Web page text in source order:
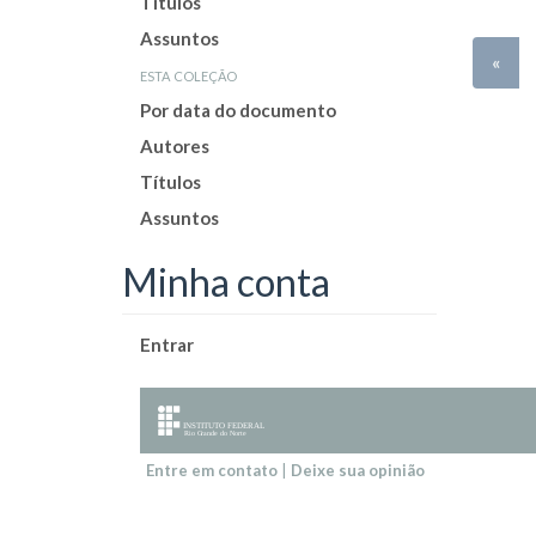
Assuntos
esta coleção
Por data do documento
Autores
Títulos
Assuntos
Minha conta
Entrar
«
Entre em contato Deixe sua opinião